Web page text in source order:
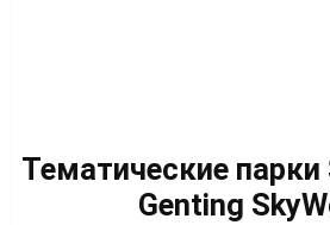
Тематические парки
Genting